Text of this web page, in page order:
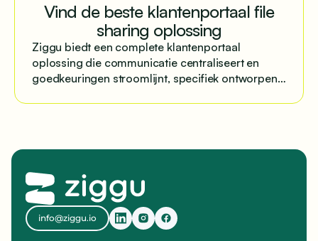
Vind de beste klantenportaal file
sharing oplossing
Ziggu biedt een complete klantenportaal
oplossing die communicatie centraliseert en
goedkeuringen stroomlijnt, specifiek ontworpen
info@ziggu.io